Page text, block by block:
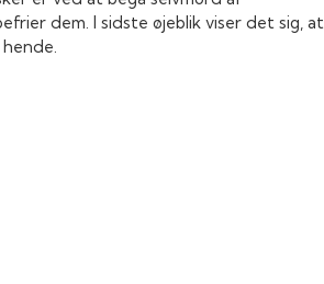
dem. I sidste øjeblik viser det sig, at